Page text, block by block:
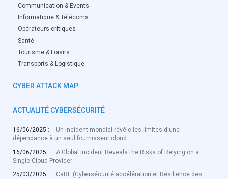
Communication & Events
Informatique & Télécoms
Opérateurs critiques
Santé
Tourisme & Loisirs
Transports & Logistique
CYBER ATTACK MAP
ACTUALITÉ CYBERSÉCURITÉ
16/06/2025 :
Un incident mondial révèle les limites d'une
dépendance à un seul fournisseur cloud
16/06/2025 :
A Global Incident Reveals the Risks of Relying on a
Single Cloud Provider
25/03/2025 :
CaRE (Cybersécurité accélération et Résilience des